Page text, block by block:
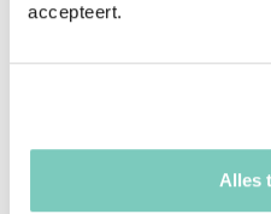
accepteert.
Alles
Kleurrijke